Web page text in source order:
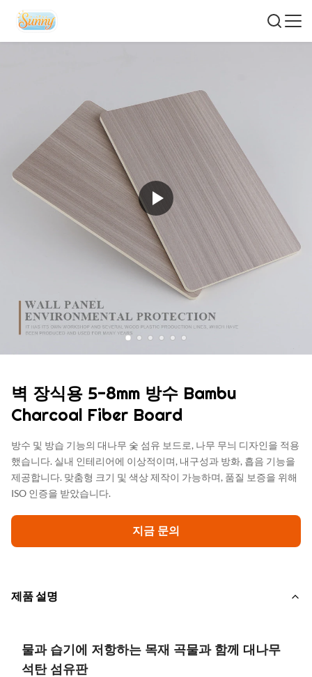
벽 장식용 5-8mm 방수 Bambu
Charcoal Fiber Board
방수 및 방습 기능의 대나무 숯 섬유 보드로, 나무 무늬 디자인을 적용
했습니다. 실내 인테리어에 이상적이며, 내구성과 방화, 흡음 기능을
제공합니다. 맞춤형 크기 및 색상 제작이 가능하며, 품질 보증을 위해
ISO 인증을 받았습니다.
지금 문의
제품 설명
물과 습기에 저항하는 목재 곡물과 함께 대나무
석탄 섬유판